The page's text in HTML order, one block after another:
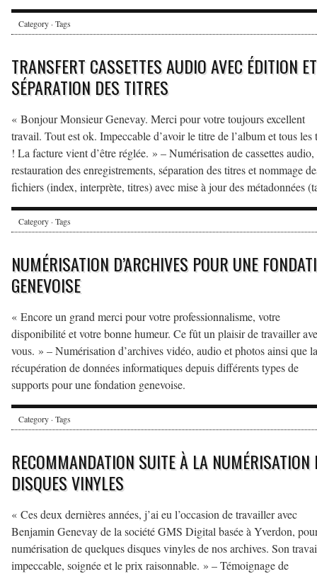
Category · Tags
TRANSFERT CASSETTES AUDIO AVEC ÉDITION ET
SÉPARATION DES TITRES
« Bonjour Monsieur Genevay. Merci pour votre toujours excellent
travail. Tout est ok. Impeccable d’avoir le titre de l’album et tous les
! La facture vient d’être réglée. » – Numérisation de cassettes audio,
restauration des enregistrements, séparation des titres et nommage
fichiers (index, interprète, titres) avec mise à jour des métadonnées
Category · Tags
NUMÉRISATION D’ARCHIVES POUR UNE
GENEVOISE
« Encore un grand merci pour votre professionnalisme, votre
disponibilité et votre bonne humeur. Ce fût un plaisir de travailler
vous. » – Numérisation d’archives vidéo, audio et photos ainsi que la
récupération de données informatiques depuis différents types de
supports pour une fondation genevoise.
Category · Tags
RECOMMANDATION SUITE À LA NUMÉRISATION
DISQUES VINYLES
« Ces deux dernières années, j’ai eu l’occasion de travailler avec
Benjamin Genevay de la société GMS Digital basée à Yverdon,
numérisation de quelques disques vinyles de nos archives. Son
impeccable, soignée et le prix raisonnable. » – Témoignage de